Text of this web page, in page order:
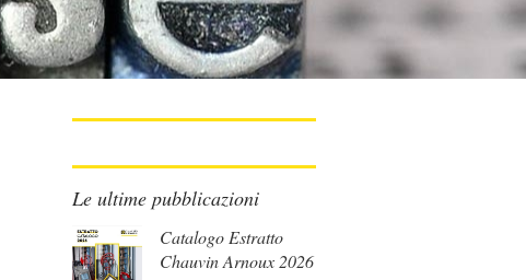
Le ultime pubblicazioni
Catalogo Estratto
Chauvin Arnoux 2026